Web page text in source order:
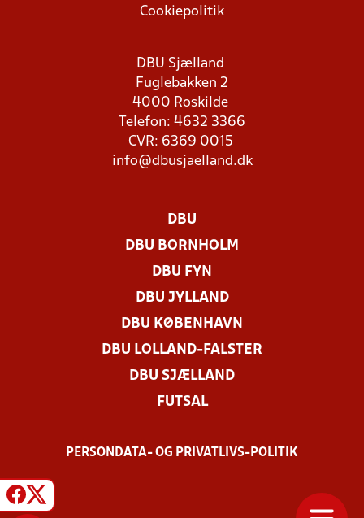
Cookiepolitik
DBU Sjælland
Fuglebakken 2
4000 Roskilde
Telefon: 4632 3366
CVR: 6369 0015
info@dbusjaelland.dk
DBU
DBU BORNHOLM
DBU FYN
DBU JYLLAND
DBU KØBENHAVN
DBU LOLLAND-FALSTER
DBU SJÆLLAND
FUTSAL
PERSONDATA- OG PRIVATLIVS-POLITIK